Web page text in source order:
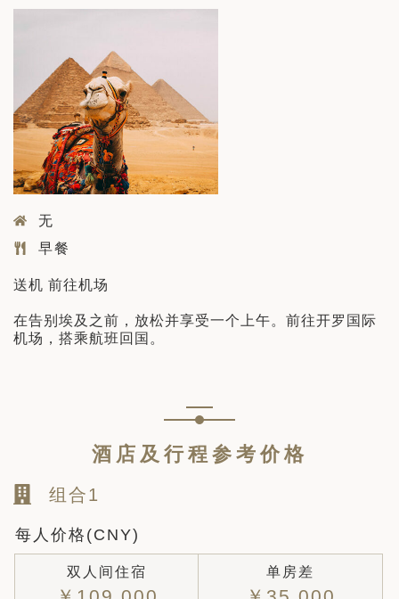
无
早餐
送机 前往机场
在告别埃及之前，放松并享受一个上午。前往开罗国际
机场，搭乘航班回国。
酒店及行程参考价格
组合1
每人价格(CNY)
双人间住宿 单房差